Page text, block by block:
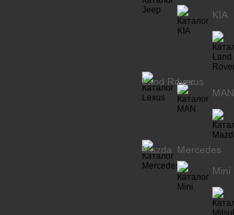
KIA
Land Rover
Lexus
MAN
Mazda Mercedes
Mini